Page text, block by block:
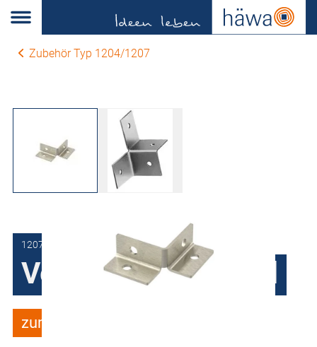
Zubehör Typ 1204/1207
1207-0106-50-90
Verbindungswinkel
zum Merkzettel hinzufügen